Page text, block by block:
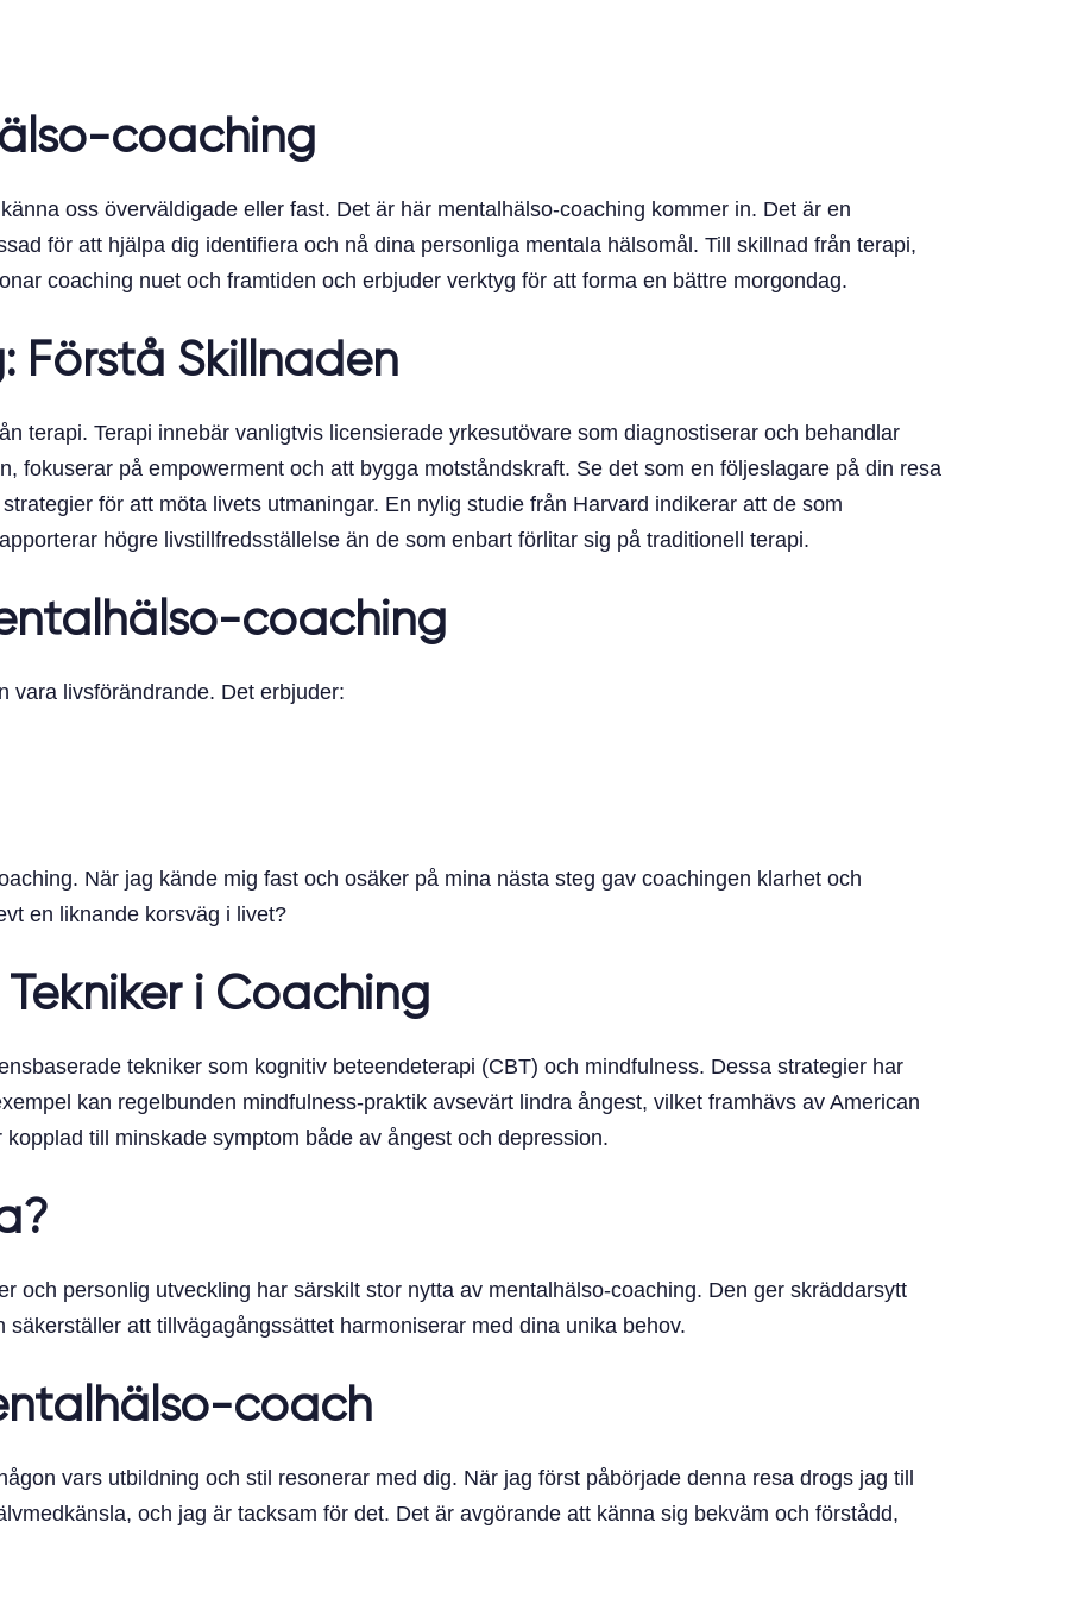
coaching
oss överväldigade eller fast. Det är här mentalhälso-coaching kommer in. Det är en
för att hjälpa dig identifiera och nå dina personliga mentala hälsomål. Till skillnad från terapi,
coaching nuet och framtiden och erbjuder verktyg för att forma en bättre morgondag.
Förstå Skillnaden
terapi. Terapi innebär vanligtvis licensierade yrkesutövare som diagnostiserar och behandlar
fokuserar på empowerment och att bygga motståndskraft. Se det som en följeslagare på din resa
för att möta livets utmaningar. En nylig studie från Harvard indikerar att de som
högre livstillfredsställelse än de som enbart förlitar sig på traditionell terapi.
coaching
vara livsförändrande. Det erbjuder:
När jag kände mig fast och osäker på mina nästa steg gav coachingen klarhet och
en liknande korsväg i livet?
i Coaching
tekniker som kognitiv beteendeterapi (CBT) och mindfulness. Dessa strategier har
kan regelbunden mindfulness-praktik avsevärt lindra ångest, vilket framhävs av American
till minskade symptom både av ångest och depression.
och personlig utveckling har särskilt stor nytta av mentalhälso-coaching. Den ger skräddarsytt
att tillvägagångssättet harmoniserar med dina unika behov.
coach
vars utbildning och stil resonerar med dig. När jag först påbörjade denna resa drogs jag till
och jag är tacksam för det. Det är avgörande att känna sig bekväm och förstådd,